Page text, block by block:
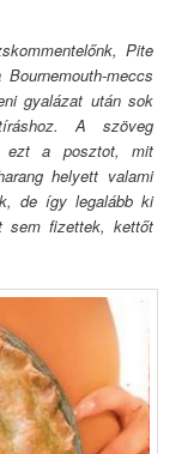
Pite
meccs
gyalázat után sok
A szöveg
ezt a posztot, mit
helyett valami
de így legalább ki
sem fizettek, kettőt